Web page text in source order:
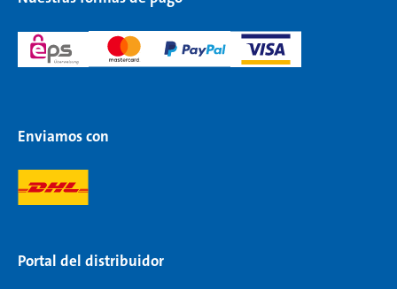
Enviamos con
Portal del distribuidor